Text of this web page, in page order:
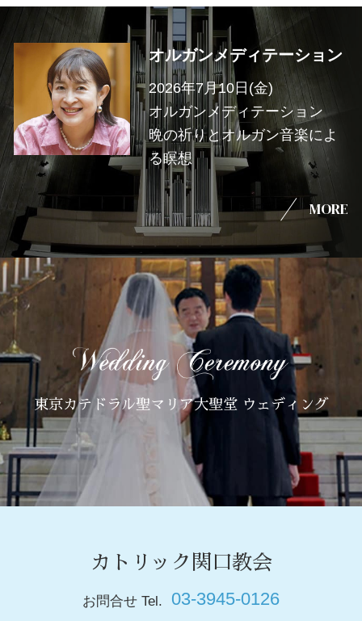
オルガンメディテーション
2026年7月10日(金)
オルガンメディテーション
晩の祈りとオルガン音楽によ
る瞑想
MORE
東京カテドラル聖マリア大聖堂 ウェディング
カトリック関口教会
お問合せ Tel. 03-3945-0126